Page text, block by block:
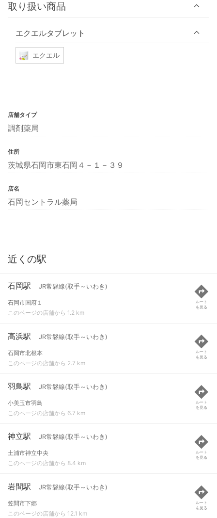
取り扱い商品
エクエルタブレット
エクエル
店舗タイプ
調剤薬局
住所
茨城県石岡市東石岡４－１－３９
店名
石岡セントラル薬局
近くの駅
石岡駅 JR常磐線(取手～いわき)
石岡市国府１
このページの店舗から 1.2 km
ルート
を見る
高浜駅 JR常磐線(取手～いわき)
石岡市北根本
このページの店舗から 2.7 km
ルート
を見る
羽鳥駅 JR常磐線(取手～いわき)
小美玉市羽鳥
このページの店舗から 6.7 km
ルート
を見る
神立駅 JR常磐線(取手～いわき)
土浦市神立中央
このページの店舗から 8.4 km
ルート
を見る
岩間駅 JR常磐線(取手～いわき)
笠間市下郷
このページの店舗から 12.1 km
ルート
を見る